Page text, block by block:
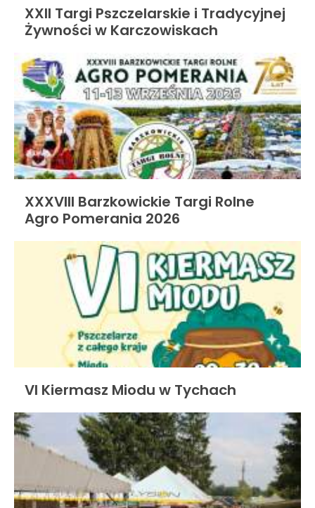
XXII Targi Pszczelarskie i Tradycyjnej
Żywności w Karczowiskach
XXXVIII Barzkowickie Targi Rolne
Agro Pomerania 2026
VI Kiermasz Miodu w Tychach